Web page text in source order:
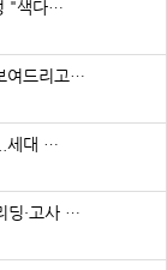
"색다…
여드리고…
세대 …
딩·고사 …